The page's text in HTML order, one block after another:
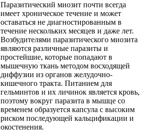
Паразитический миозит почти всегда
имеет хроническое течение и может
оставаться не диагностированным в
течение нескольких месяцев и даже лет.
Возбудителями паразитического миозита
являются различные паразиты и
простейшие, которые попадают в
мышечную ткань методом восходящей
диффузии из органов желудочно-
кишечного тракта. Питанием для
гельминтов и их личинок является кровь,
поэтому вокруг паразита в мышце со
временем образуется капсула с высоким
риском последующей кальцификации и
окостенения.